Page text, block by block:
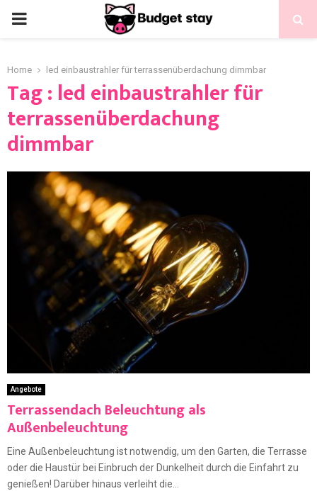
Home led einbaustrahler für terrassenüberdachung dimmbar
Tag : led einbaustrahler für
terrassenüberdachung
dimmbar
Angebote
Terrassendach Beleuchtung als
Außenbeleuchtung
Eine Außenbeleuchtung ist notwendig, um den Garten, die Terrasse
oder die Haustür bei Einbruch der Dunkelheit durch die Einfahrt zu
genießen! Darüber hinaus verleiht die...